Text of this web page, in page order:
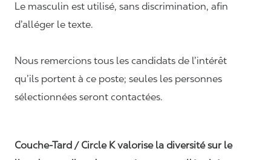
Le masculin est utilisé, sans discrimination, afin
d’alléger le texte.
Nous remercions tous les candidats de l’intérêt
qu’ils portent à ce poste; seules les personnes
sélectionnées seront contactées.
Couche-Tard / Circle K valorise la diversité sur le